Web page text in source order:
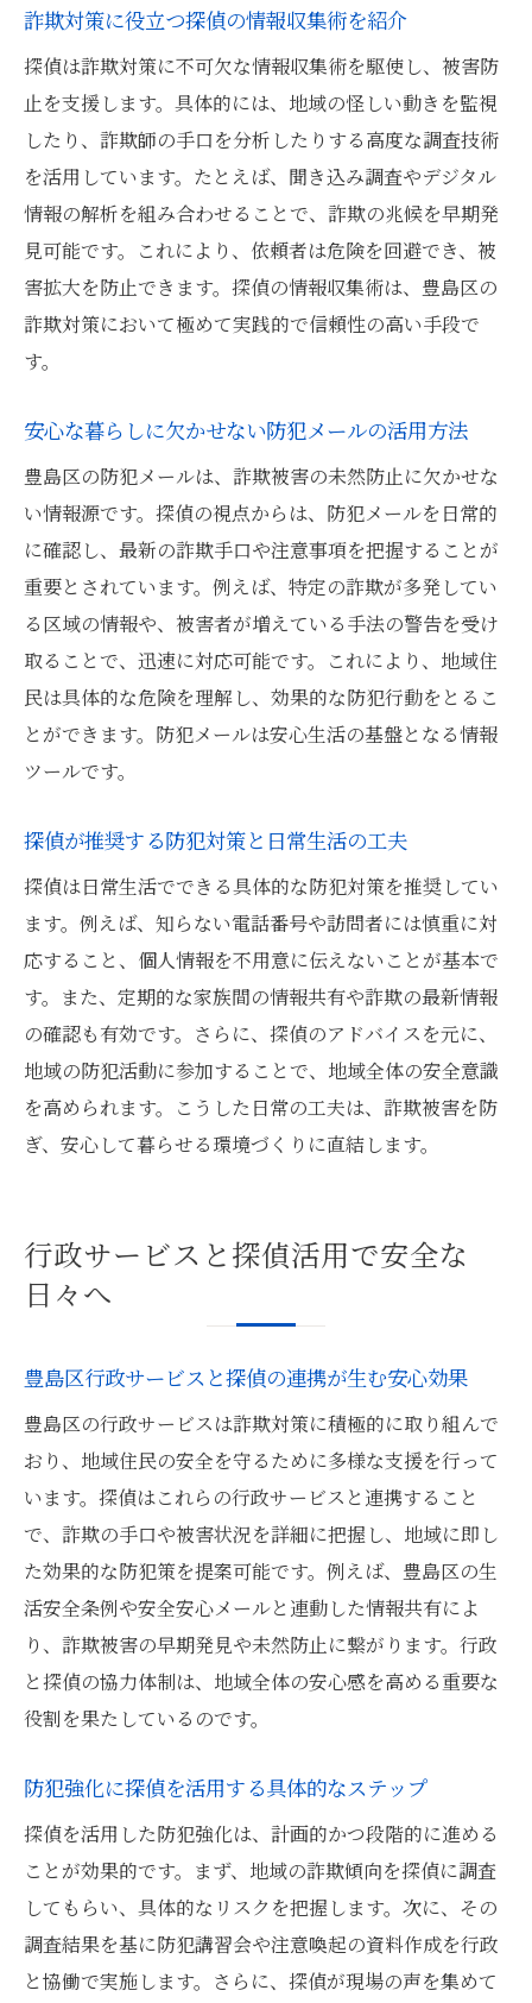
詐欺対策に役立つ探偵の情報収集術を紹介
探偵は詐欺対策に不可欠な情報収集術を駆使し、被害防
止を支援します。具体的には、地域の怪しい動きを監視
したり、詐欺師の手口を分析したりする高度な調査技術
を活用しています。たとえば、聞き込み調査やデジタル
情報の解析を組み合わせることで、詐欺の兆候を早期発
見可能です。これにより、依頼者は危険を回避でき、被
害拡大を防止できます。探偵の情報収集術は、豊島区の
詐欺対策において極めて実践的で信頼性の高い手段で
す。
安心な暮らしに欠かせない防犯メールの活用方法
豊島区の防犯メールは、詐欺被害の未然防止に欠かせな
い情報源です。探偵の視点からは、防犯メールを日常的
に確認し、最新の詐欺手口や注意事項を把握することが
重要とされています。例えば、特定の詐欺が多発してい
る区域の情報や、被害者が増えている手法の警告を受け
取ることで、迅速に対応可能です。これにより、地域住
民は具体的な危険を理解し、効果的な防犯行動をとるこ
とができます。防犯メールは安心生活の基盤となる情報
ツールです。
探偵が推奨する防犯対策と日常生活の工夫
探偵は日常生活でできる具体的な防犯対策を推奨してい
ます。例えば、知らない電話番号や訪問者には慎重に対
応すること、個人情報を不用意に伝えないことが基本で
す。また、定期的な家族間の情報共有や詐欺の最新情報
の確認も有効です。さらに、探偵のアドバイスを元に、
地域の防犯活動に参加することで、地域全体の安全意識
を高められます。こうした日常の工夫は、詐欺被害を防
ぎ、安心して暮らせる環境づくりに直結します。
行政サービスと探偵活用で安全な
日々へ
豊島区行政サービスと探偵の連携が生む安心効果
豊島区の行政サービスは詐欺対策に積極的に取り組んで
おり、地域住民の安全を守るために多様な支援を行って
います。探偵はこれらの行政サービスと連携すること
で、詐欺の手口や被害状況を詳細に把握し、地域に即し
た効果的な防犯策を提案可能です。例えば、豊島区の生
活安全条例や安全安心メールと連動した情報共有によ
り、詐欺被害の早期発見や未然防止に繋がります。行政
と探偵の協力体制は、地域全体の安心感を高める重要な
役割を果たしているのです。
防犯強化に探偵を活用する具体的なステップ
探偵を活用した防犯強化は、計画的かつ段階的に進める
ことが効果的です。まず、地域の詐欺傾向を探偵に調査
してもらい、具体的なリスクを把握します。次に、その
調査結果を基に防犯講習会や注意喚起の資料作成を行政
と協働で実施します。さらに、探偵が現場の声を集めて